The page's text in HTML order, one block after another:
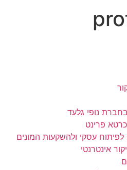
נופי גלעד
פרינט
עסקי ולהשקעות המונים
אינטרנטי